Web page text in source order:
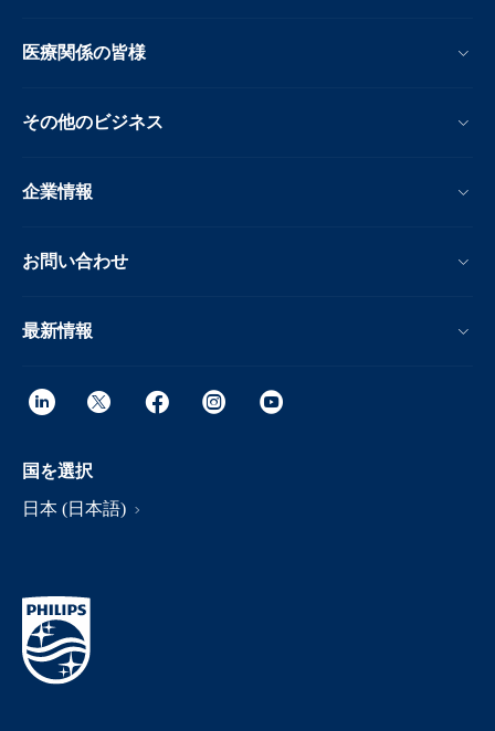
医療関係の皆様
その他のビジネス
企業情報
お問い合わせ
最新情報
国を選択
日本 (日本語)